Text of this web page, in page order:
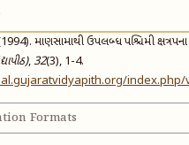
માણસામાથી ઉપલબ્ધ પશ્ચિમી ક્ષત્રપના
,32(3), 1-4.
Formats